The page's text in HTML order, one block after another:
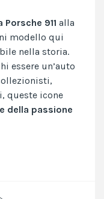
911 alla
modello qui
nella storia.
essere un’auto
queste icone
della passione